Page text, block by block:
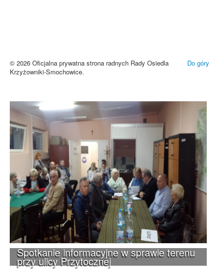
Spotkanie informacyjne w sprawie terenu
przy ulicy Przytocznej
Do góry
© 2026 Oficjalna prywatna strona radnych Rady Osiedla
Krzyżowniki-Smochowice.